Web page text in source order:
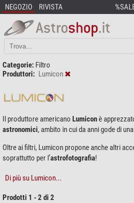
NEGOZIO RIVISTA
Categorie: Filtro
Produttori: Lumicon
Il produttore americano Lumiconè
astronomici, ambito in cui da anni gode di
Oltre ai filtri, Lumicon propone anche altri
soprattutto per l’astrofotografia!
Di più su Lumicon...
Prodotti 1 - 2 di 2